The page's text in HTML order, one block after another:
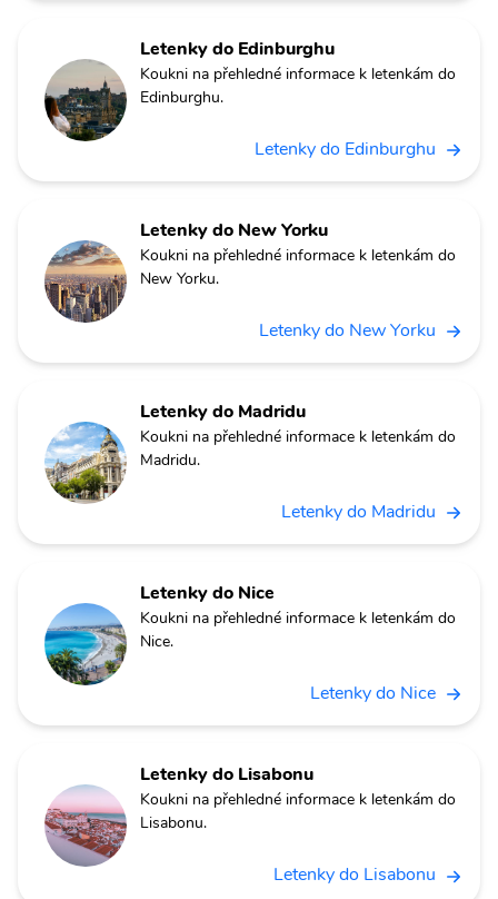
Letenky do Edinburghu
Koukni na přehledné informace k letenkám do
Edinburghu.
Letenky do Edinburghu
Letenky do New Yorku
Koukni na přehledné informace k letenkám do
New Yorku.
Letenky do New Yorku
Letenky do Madridu
Koukni na přehledné informace k letenkám do
Madridu.
Letenky do Madridu
Letenky do Nice
Koukni na přehledné informace k letenkám do
Nice.
Letenky do Nice
Letenky do Lisabonu
Koukni na přehledné informace k letenkám do
Lisabonu.
Letenky do Lisabonu